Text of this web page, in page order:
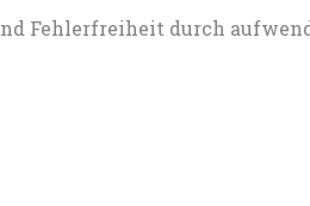
Fehlerfreiheit durch